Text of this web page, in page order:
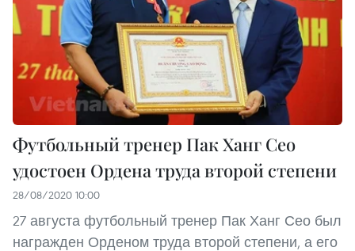
Футбольный тренер Пак Ханг Сео
удостоен Ордена труда второй степени
28/08/2020 10:00
27 августа футбольный тренер Пак Ханг Сео был
награжден Орденом труда второй степени, а его